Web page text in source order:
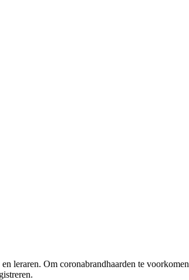
leraren. Om coronabrandhaarden te